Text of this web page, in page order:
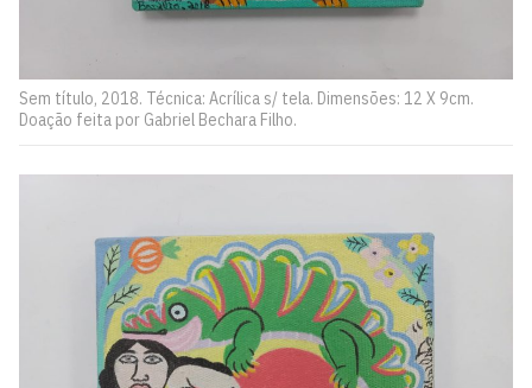
Sem título, 2018. Técnica: Acrílica s/ tela. Dimensões: 12 X 9cm.
Doação feita por Gabriel Bechara Filho.